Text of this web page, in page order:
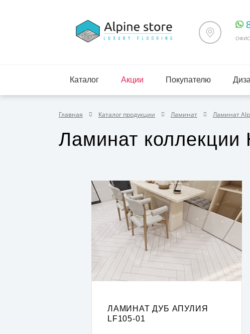
Каталог Акции Покупателю
Главная Каталог продукции Ламинат Ламинат
Ламинат коллекции
ЛАМИНАТ ДУБ АПУЛИЯ
LF105-01